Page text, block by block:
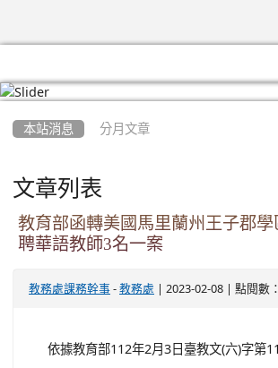
本站消息 分月文章
文章列表
教育部函轉美國馬里蘭州王子郡學
聘華語教師3名一案
教務處課務幹事 - 教務處 | 2023-02-08 | 點閱數
依據教育部112年2月3日臺教文(六)字第